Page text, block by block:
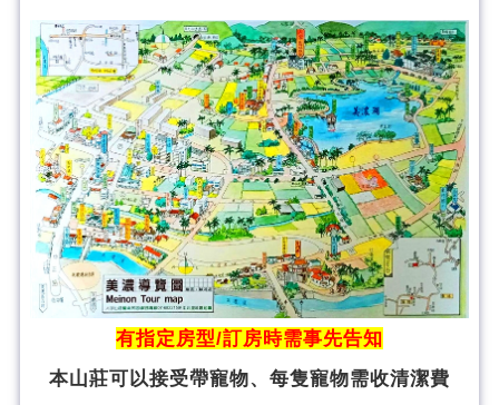
有指定房型/訂房時需事先告知
本山莊可以接受帶寵物、 每隻寵物需收清潔費